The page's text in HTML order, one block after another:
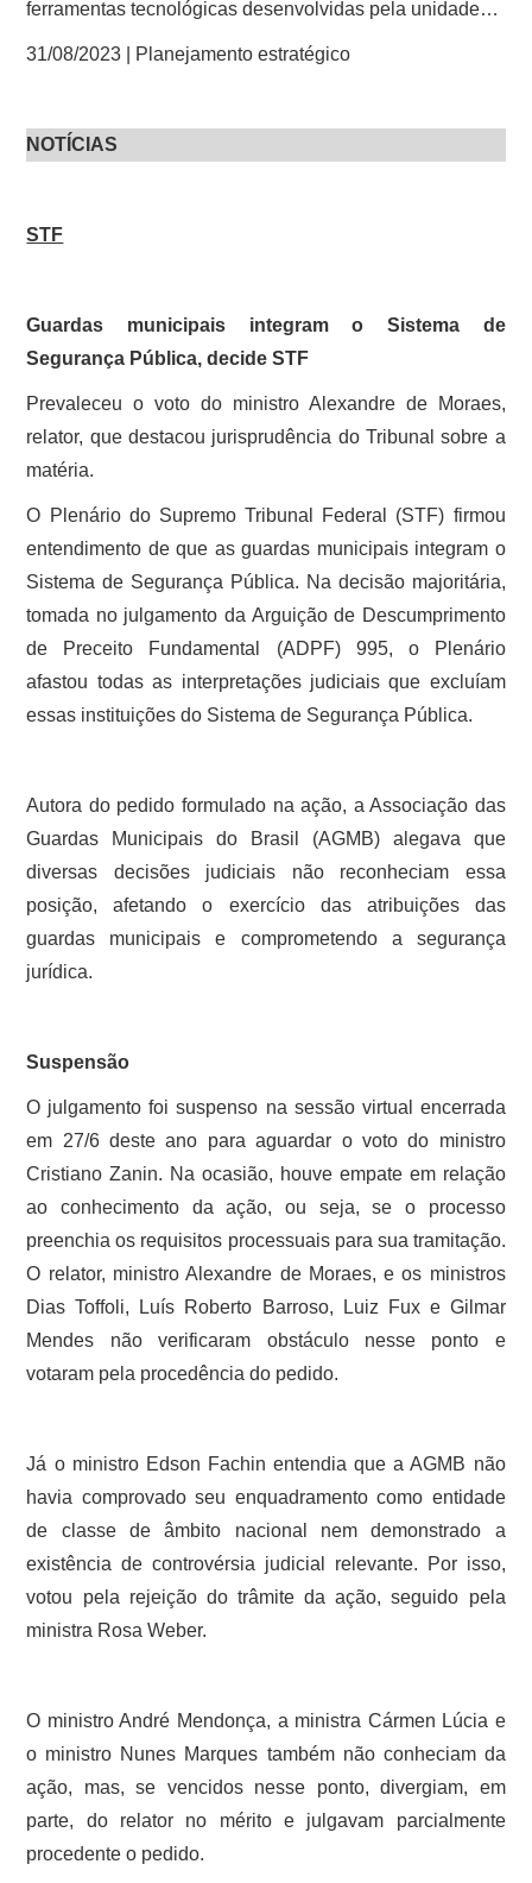
ferramentas tecnológicas desenvolvidas pela unidade…
31/08/2023 | Planejamento estratégico
NOTÍCIAS
STF
Guardas municipais integram o Sistema de
Segurança Pública, decide STF
Prevaleceu o voto do ministro Alexandre de Moraes,
relator, que destacou jurisprudência do Tribunal sobre a
matéria.
O Plenário do Supremo Tribunal Federal (STF) firmou
entendimento de que as guardas municipais integram o
Sistema de Segurança Pública. Na decisão majoritária,
tomada no julgamento da Arguição de Descumprimento
de Preceito Fundamental (ADPF) 995, o Plenário
afastou todas as interpretações judiciais que excluíam
essas instituições do Sistema de Segurança Pública.
Autora do pedido formulado na ação, a Associação das
Guardas Municipais do Brasil (AGMB) alegava que
diversas decisões judiciais não reconheciam essa
posição, afetando o exercício das atribuições das
guardas municipais e comprometendo a segurança
jurídica.
Suspensão
O julgamento foi suspenso na sessão virtual encerrada
em 27/6 deste ano para aguardar o voto do ministro
Cristiano Zanin. Na ocasião, houve empate em relação
ao conhecimento da ação, ou seja, se o processo
preenchia os requisitos processuais para sua tramitação.
O relator, ministro Alexandre de Moraes, e os ministros
Dias Toffoli, Luís Roberto Barroso, Luiz Fux e Gilmar
Mendes não verificaram obstáculo nesse ponto e
votaram pela procedência do pedido.
Já o ministro Edson Fachin entendia que a AGMB não
havia comprovado seu enquadramento como entidade
de classe de âmbito nacional nem demonstrado a
existência de controvérsia judicial relevante. Por isso,
votou pela rejeição do trâmite da ação, seguido pela
ministra Rosa Weber.
O ministro André Mendonça, a ministra Cármen Lúcia e
o ministro Nunes Marques também não conheciam da
ação, mas, se vencidos nesse ponto, divergiam, em
parte, do relator no mérito e julgavam parcialmente
procedente o pedido.